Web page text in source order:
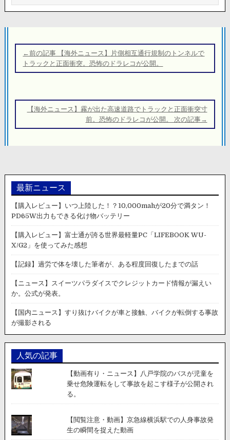
稿
ナ
ー
←前の記事 【海外ニュース】片側相互通行規制のトンネルで
トラックと正面衝突。恐怖のドラレコが公開。
【海外ニュース】霧が出た高速道路でトラックと正面衝突寸
前。恐怖のドラレコが公開。 次の記事→
最新ニュース
【購入レビュー】いつ上陸した！？10,000mahが20分で満タン！
PD65W出力もできる化け物バッテリー
【購入レビュー】富士通が誇る世界最軽量PC「LIFEBOOK WU-
X/G2」を使ってみた感想
【記録】過労で体を壊した筆者が、ある程度回復したまでの話
【ニュース】スイーツパラダイスでクレジットカード情報が漏えい
か。公式が発表。
【国内ニュース】すり抜けバイクが車と接触、バイクが転倒する事故
が撮影される
人気の記事
【動画有り・ニュース】八戸学院のバスが児童を
乗せ危険運転をして事故を起こす様子が公開され
る。
【閲覧注意・動画】京急線横浜駅での人身事故発
生の瞬間を捉えた動画